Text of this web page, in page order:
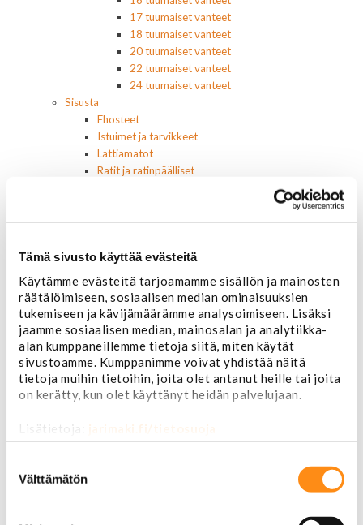
Tämä sivusto käyttää evästeitä
Käytämme evästeitä tarjoamamme sisällön ja mainosten
räätälöimiseen, sosiaalisen median ominaisuuksien
tukemiseen ja kävijämäärämme analysoimiseen. Lisäksi
jaamme sosiaalisen median, mainosalan ja analytiikka-
alan kumppaneillemme tietoja siitä, miten käytät
sivustoamme. Kumppanimme voivat yhdistää näitä
tietoja muihin tietoihin, joita olet antanut heille tai joita
on kerätty, kun olet käyttänyt heidän palvelujaan.
Lisätietoja: jarimaki.fi/tietosuoja
valinta
Välttämätön
17 tuumaiset vanteet
18 tuumaiset vanteet
20 tuumaiset vanteet
22 tuumaiset vanteet
24 tuumaiset vanteet
Sisusta
Ehosteet
Istuimet ja tarvikkeet
Lattiamatot
Ratit ja ratinpäälliset
Radioadapterit ja johtosarjat
Muut sisustan osat
Valosarjat
Ajovalot
Cadillac
Chevorlet P/U
Corvette
Chevrolet muut
Chrysler
Ford P/U
Ford muut